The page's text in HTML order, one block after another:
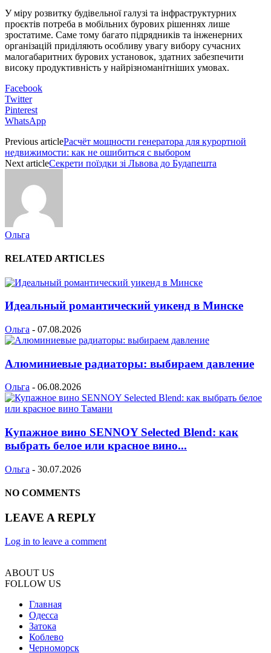
У міру розвитку будівельної галузі та інфраструктурних
проєктів потреба в мобільних бурових рішеннях лише
зростатиме. Саме тому багато підрядників та інженерних
організацій приділяють особливу увагу вибору сучасних
малогабаритних бурових установок, здатних забезпечити
високу продуктивність у найрізноманітніших умовах.
Facebook
Twitter
Pinterest
WhatsApp
Previous articleРасчёт мощности генератора для курортной
недвижимости: как не ошибиться с выбором
Next articleСекрети поїздки зі Львова до Будапешта
Ольга
RELATED ARTICLES
Идеальный романтический уикенд в Минске
Ольга - 07.08.2026
Алюминиевые радиаторы: выбираем давление
Ольга - 06.08.2026
Купажное вино SENNOY Selected Blend: как
выбрать белое или красное вино...
Ольга - 30.07.2026
NO COMMENTS
LEAVE A REPLY
Log in to leave a comment
ABOUT US
FOLLOW US
Главная
Одесса
Затока
Коблево
Черноморск